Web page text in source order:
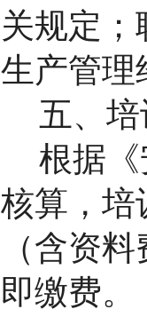
关规定
生产管理
五、
根据
核算，培
（含资
即缴费。